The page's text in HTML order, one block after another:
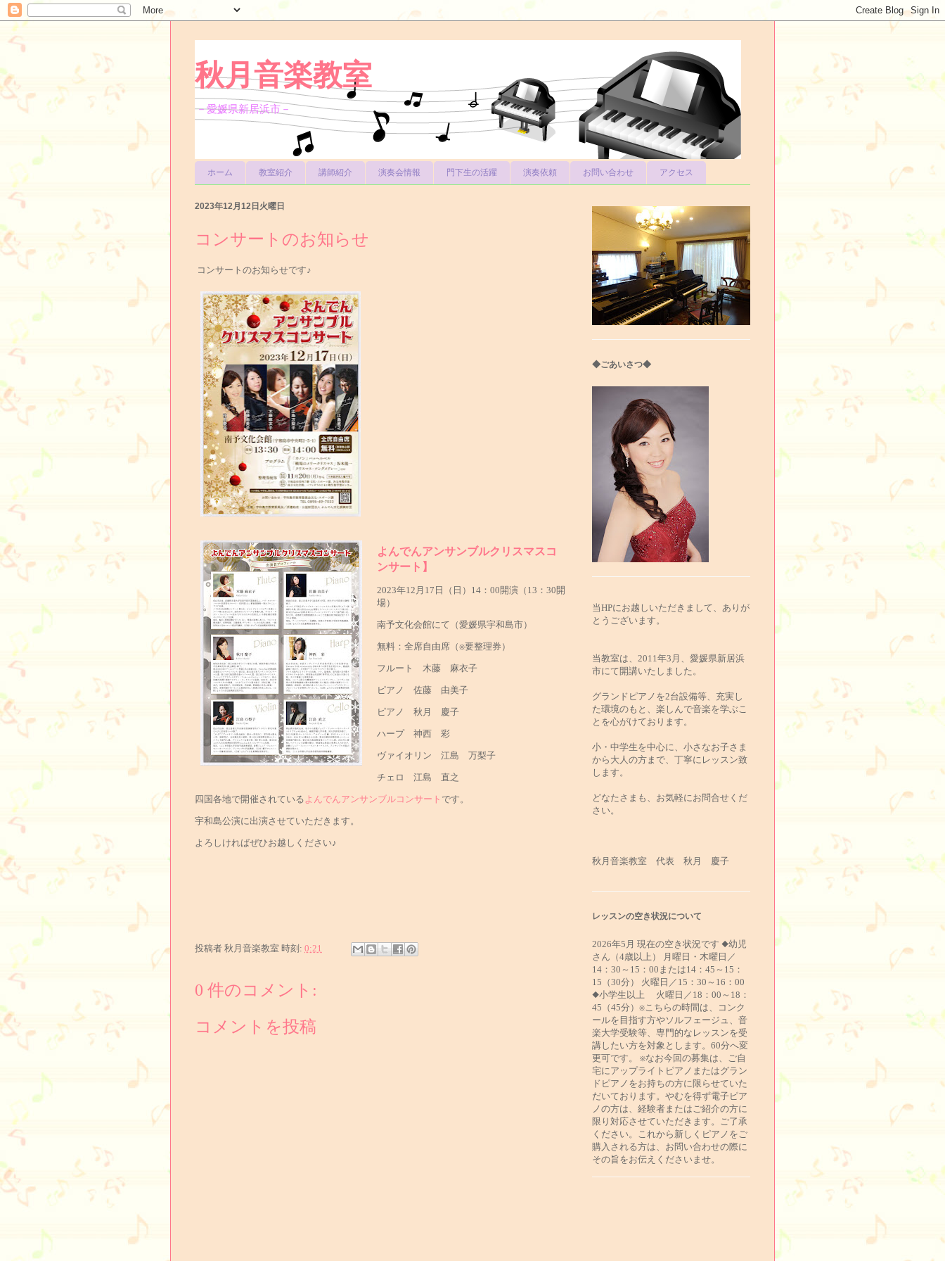
秋月音楽教室
－愛媛県新居浜市－
ホーム 教室紹介 講師紹介 演奏会情報 門下生の活躍 演奏依頼 お問い合わせ アクセス
2023年12月12日火曜日
コンサートのお知らせ
コンサートのお知らせです♪
よんでんアンサンブルクリスマスコ
ンサート】
2023年12月17日（日）14：00開演（13：30開
場）
南予文化会館にて（愛媛県宇和島市）
無料：全席自由席（※要整理券）
フルート 木藤 麻衣子
ピアノ 佐藤 由美子
ピアノ 秋月 慶子
ハープ 神西 彩
ヴァイオリン 江島 万梨子
チェロ 江島 直之
四国各地で開催されているよんでんアンサンブルコンサート です。
宇和島公演に出演させていただきます。
よろしければぜひお越しください♪
投稿者 秋月音楽教室 時刻: 0:21
0 件のコメント:
コメントを投稿
◆ごあいさつ◆
当HPにお越しいただきまして、ありが
とうございます。
当教室は、2011年3月、愛媛県新居浜
市にて開講いたしました。
グランドピアノを2台設備等、充実し
た環境のもと、楽しんで音楽を学ぶこ
とを心がけております。
小・中学生を中心に、小さなお子さま
から大人の方まで、丁寧にレッスン致
します。
どなたさまも、お気軽にお問合せくだ
さい。
秋月音楽教室 代表 秋月 慶子
レッスンの空き状況について
2026年5月 現在の空き状況です ◆幼児
さん（4歳以上） 月曜日・木曜日／
14：30～15：00または14：45～15：
15（30分） 火曜日／15：30～16：00
◆小学生以上 火曜日／18：00～18：
45（45分）※こちらの時間は、コンク
ールを目指す方やソルフェージュ、音
楽大学受験等、専門的なレッスンを受
講したい方を対象とします。60分へ変
更可です。 ※なお今回の募集は、ご自
宅にアップライトピアノまたはグラン
ドピアノをお持ちの方に限らせていた
だいております。やむを得ず電子ピア
ノの方は、経験者またはご紹介の方に
限り対応させていただきます。ご了承
ください。これから新しくピアノをご
購入される方は、お問い合わせの際に
その旨をお伝えくださいませ。